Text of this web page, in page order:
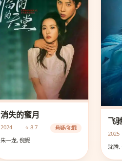
消失的蜜月
2024 ⭐ 8.7 悬疑/犯罪
朱一龙, 倪妮
飞
2025
沈腾,